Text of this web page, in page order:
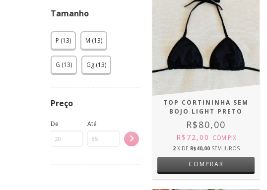
Tamanho
P (13) M (13)
G (13) Gg (13)
Preço
De Até
TOP CORTININHA SEM
BOJO LIGHT PRETO
R$80,00
R$72,00 COM PIX
2 X DE R$40,00 SEM JUROS
COMPRAR